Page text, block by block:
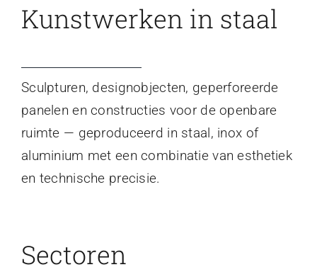
Kunstwerken in staal
Sculpturen, designobjecten, geperforeerde
panelen en constructies voor de openbare
ruimte — geproduceerd in staal, inox of
aluminium met een combinatie van esthetiek
en technische precisie.
Sectoren